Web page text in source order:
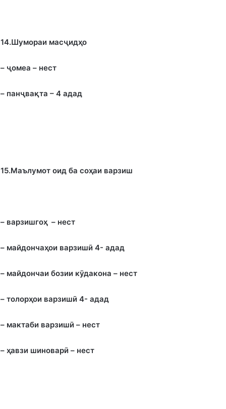
14.Шумораи масҷидҳо
– ҷомеа – нест
– панҷвақта – 4 адад
15.Маълумот оид ба соҳаи варзиш
– варзишгоҳ– нест
– майдончаҳои варзишӣ 4- адад
– майдончаи бозии кӯдакона – нест
– толорҳои варзишӣ 4- адад
– мактаби варзишӣ – нест
– ҳавзи шиноварӣ – нест